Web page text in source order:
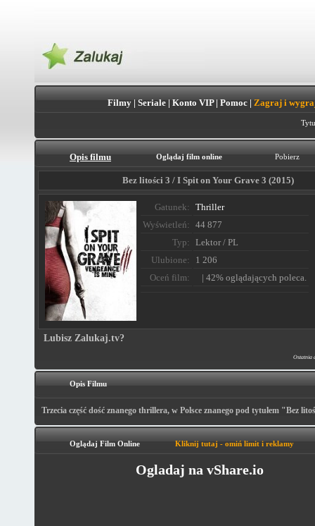
Filmy| Seriale| Konto VIP| Pomoc| Zagraj i
Opis filmu Oglądaj film online Pobierz
Bez litości 3 / I Spit on Your Grave 3 (2015)
Gatunek:
Thriller
Wyświetleń:
44 877
Typ:
Lektor / PL
Ulubione:
1 206
Oceń film:
| 42% oglądających poleca.
Lubisz Zalukaj.tv?
Ostatnia
Opis Filmu
Trzecia część dość znanego thrillera, w Polsce znanego pod tytułem "Bez
Oglądaj Film Online Kliknij tutaj - omiń limit i reklamy
Ogladaj na vShare.io